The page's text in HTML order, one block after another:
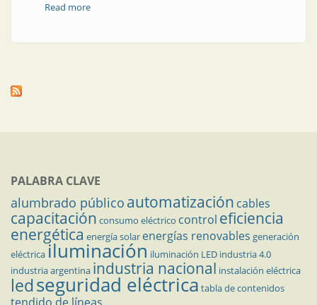
Read moreabout La luz adecuada en el momento adecuado
PALABRA CLAVE
alumbrado público automatización cables
capacitación consumo eléctrico control eficiencia
energética energía solar energías renovables generación
eléctricailuminación iluminación LED industria 4.0
industria argentina industria nacional instalación eléctrica
ledseguridad eléctrica tabla de contenidos